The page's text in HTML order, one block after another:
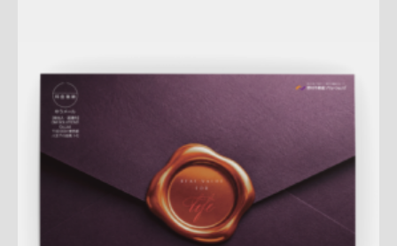
A4ペラ マンション土地戸建
サービス紹
新作査定 プレミアム大宮センター桜新町センター
詳しく見る